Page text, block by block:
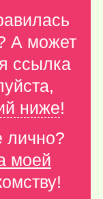
А может
ссылка
ниже!
лично?
моей